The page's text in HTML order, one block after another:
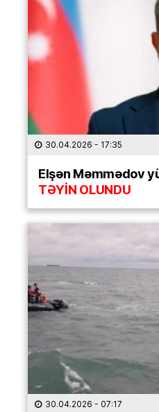
30.04.2026 - 17:35
Elşən Məmmədov
TƏYİN OLUNDU
30.04.2026 - 07:17